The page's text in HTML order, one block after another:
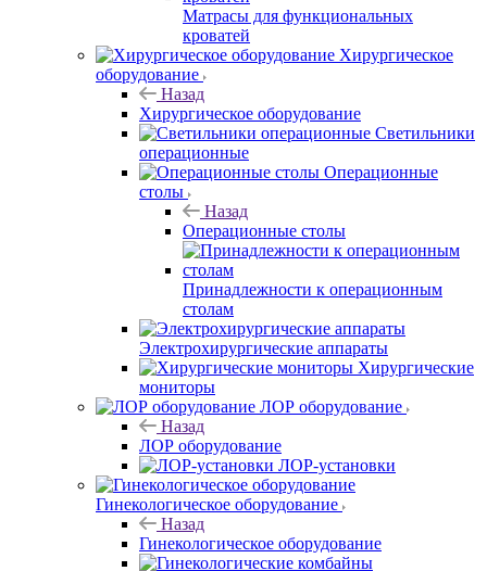
Матрасы для функциональных
кроватей
Хирургическое
оборудование
Назад
Хирургическое оборудование
Светильники
операционные
Операционные
столы
Назад
Операционные столы
Принадлежности к операционным
столам
Электрохирургические аппараты
Хирургические
мониторы
ЛОР оборудование
Назад
ЛОР оборудование
ЛОР-установки
Гинекологическое оборудование
Назад
Гинекологическое оборудование